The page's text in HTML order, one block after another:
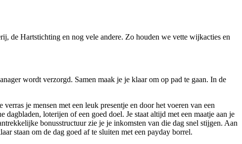
de Hartstichting en nog vele andere. Zo houden we vette wijkacties en
wordt verzorgd. Samen maak je je klaar om op pad te gaan. In de
je mensen met een leuk presentje en door het voeren van een
loterijen of een goed doel. Je staat altijd met een maatje aan je
bonusstructuur zie je je inkomsten van die dag snel stijgen. Aan
staan om de dag goed af te sluiten met een payday borrel.